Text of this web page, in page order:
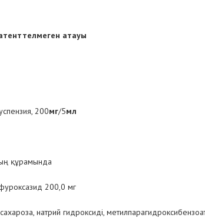
атауы
200мг/5мл
құрамында
200,0 мг
сахароза, натрий гидроксиді,